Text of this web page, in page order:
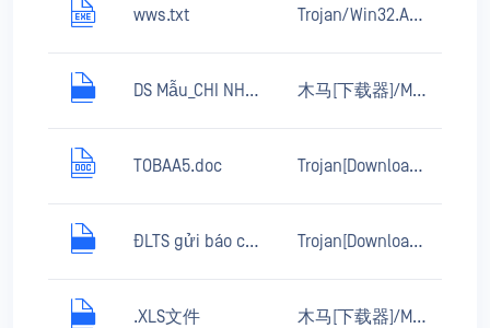
wws.txt Trojan/Win32.AutoRun.inf
DS Mẫu_CHI NHÁNH CÔNG TY TNHH HANYANG ENG VI NA ĐĂNG KÝ TIÊM MŨI 3.xls 木马[下载器]/MSOffice.Agent.fud
TOBAA5.doc Trojan[Downloader]/MSWord.Agent.mo
ĐLTS gửi báo cáo mang tải 25 đến 31 tháng 5.xls Trojan[Downloader]/MSOffice.Agent.cf
.XLS文件 木马[下载器]/MSOffice.Agent.azx